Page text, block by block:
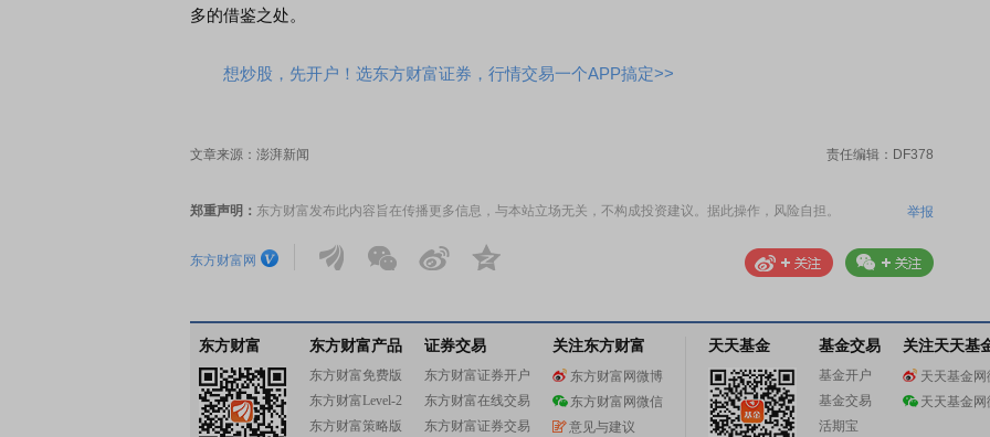
多的借鉴之处。
想炒股，先开户！选东方财富证券，行情交易一个APP搞定>>
文章来源：澎湃新闻 责任编辑：DF378
郑重声明： 东方财富发布此内容旨在传播更多信息，与本站立场无关，不构成投资建议。据此操作，风险自担。 举报
东方财富网
东方财富 东方财富产品
东方财富免费版
东方财富Level-2
东方财富策略版
证券交易
东方财富证券开户
东方财富在线交易
东方财富证券交易
关注东方财富
东方财富网微博
东方财富网微信
意见与建议
天天基金 基金交易
基金开户
基金交易
活期宝
关注天天基
天天基金网
天天基金网